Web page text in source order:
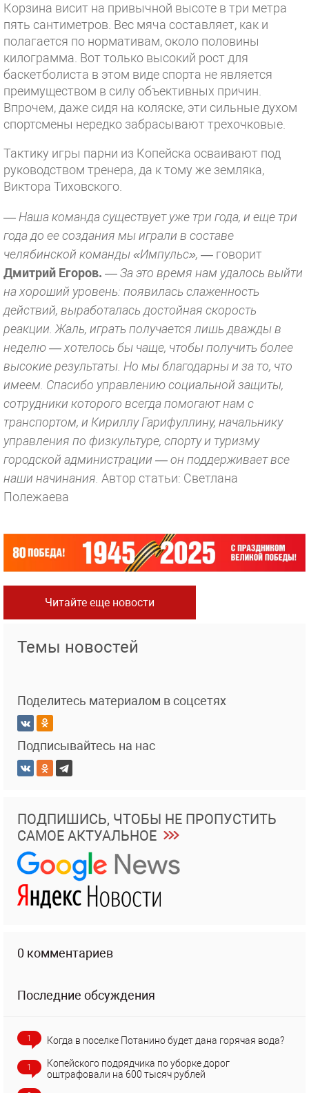
Корзина висит на привычной высоте в три метра
пять сантиметров. Вес мяча составляет, как и
полагается по нормативам, около половины
килограмма. Вот только высокий рост для
баскетболиста в этом виде спорта не является
преимуществом в силу объективных причин.
Впрочем, даже сидя на коляске, эти сильные духом
спортсмены нередко забрасывают трехочковые.
Тактику игры парни из Копейска осваивают под
руководством тренера, да к тому же земляка,
Виктора Тиховского.
— Наша команда существует уже три года, и еще три
года до ее создания мы играли в составе
челябинской команды «Импульс», — говорит
Дмитрий Егоров. —За это время нам удалось выйти
на хороший уровень: появилась слаженность
действий, выработалась достойная скорость
реакции. Жаль, играть получается лишь дважды в
неделю — хотелось бы чаще, чтобы получить более
высокие результаты. Но мы благодарны и за то, что
имеем. Спасибо управлению социальной защиты,
сотрудники которого всегда помогают нам с
транспортом, и Кириллу Гарифуллину, начальнику
управления по физкультуре, спорту и туризму
городской администрации — он поддерживает все
наши начинания. Автор статьи: Светлана
Полежаева
Читайте еще новости
Темы новостей
Поделитесь материалом в соцсетях
Подписывайтесь на нас
ПОДПИШИСЬ, ЧТОБЫ НЕ ПРОПУСТИТЬ
САМОЕ АКТУАЛЬНОЕ
0 комментариев
Последние обсуждения
1 Когда в поселке Потанино будет дана горячая вода?
1
Копейского подрядчика по уборке дорог
оштрафовали на 600 тысяч рублей